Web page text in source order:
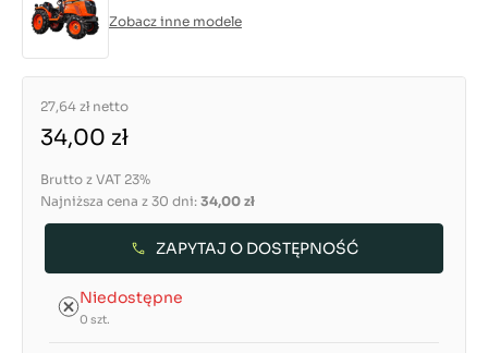
Zobacz inne modele
27,64 zł netto
34,00 zł
Brutto z VAT 23%
Najniższa cena z 30 dni: 34,00 zł
ZAPYTAJ O DOSTĘPNOŚĆ
Niedostępne
0 szt.